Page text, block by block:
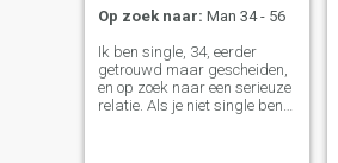
Op zoek naar: Man 34 - 56
Ik ben single, 34, eerder
getrouwd maar gescheiden,
en op zoek naar een serieuze
relatie. Als je niet single bent,